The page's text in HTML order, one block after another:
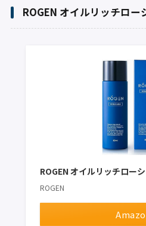
ROGEN オイルリッチロー
ROGEN オイルリッチロー
ROGEN